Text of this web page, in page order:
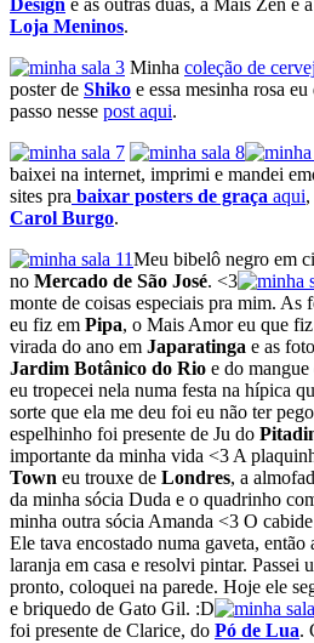
Design e as outras duas, a Mais Zen e
Loja Meninos.
Minha coleção de
poster de Shiko e essa mesinha rosa
passo nesse post aqui.
baixei na internet, imprimi e mandei
sites pra baixar posters de graça aqui
Carol Burgo.
Meu bibelô negro em
no Mercado de São José. <3
monte de coisas especiais pra mim. As
eu fiz em Pipa, o Mais Amor eu que
virada do ano em Japaratinga e as
Jardim Botânico do Rio e do mangue
eu tropecei nela numa festa na hípica
sorte que ela me deu foi eu não ter
espelhinho foi presente de Ju do
importante da minha vida <3 A
Town eu trouxe de Londres, a
da minha sócia Duda e o quadrinho
minha outra sócia Amanda <3 O
Ele tava encostado numa gaveta,
laranja em casa e resolvi pintar. Passei
pronto, coloquei na parede. Hoje ele
e briquedo de Gato Gil. :D
foi presente de Clarice, do Pó de Lua.